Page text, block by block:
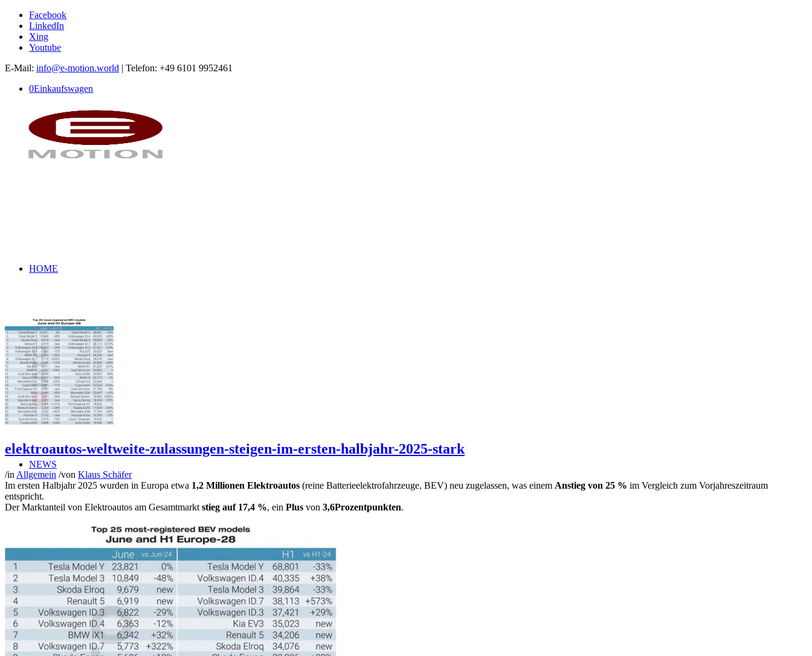
Facebook
LinkedIn
Xing
Youtube
E-Mail: info@e-motion.world | Telefon: +49 6101 9952461
0Einkaufswagen
HOME
SHOP
NEWS
UNSER ANGEBOT
elektroautos-weltweite-zulassungen-steigen-im-ersten-halbjahr-2025-stark
/in Allgemein /von Klaus Schäfer
Im ersten Halbjahr 2025 wurden in Europa etwa 1,2 Millionen Elektroautos (reine Batterieelektrofahrzeuge, BEV) neu zugelassen, was einem Anstieg von 25 % im Vergleich zum Vorjahreszeitraum
entspricht.
Der Marktanteil von Elektroautos am Gesamtmarkt stieg auf 17,4 %, ein Plus von 3,6Prozentpunkten.